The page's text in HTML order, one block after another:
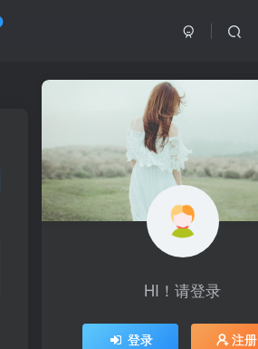
HI！请登录
登录 注册
HI！请登录
登录 注册